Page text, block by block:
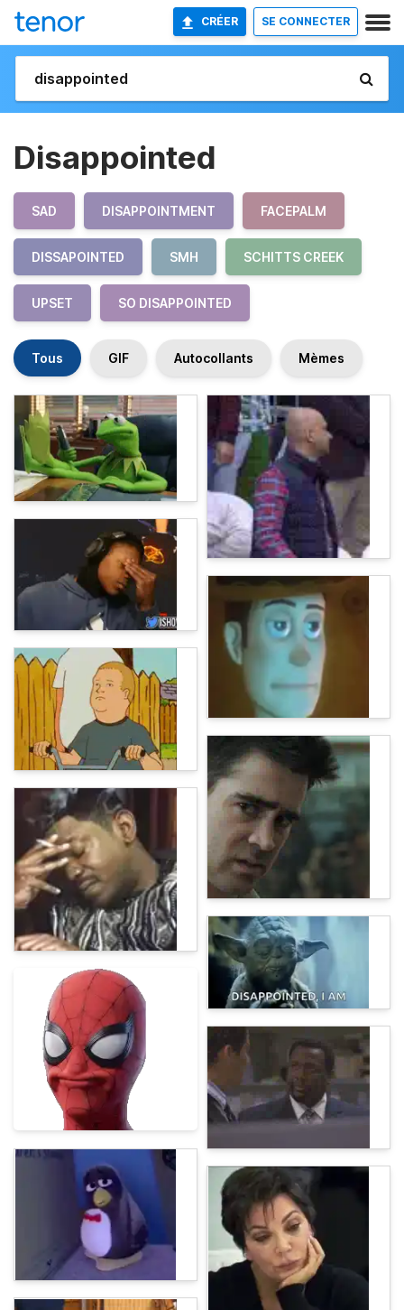
CRÉER SE CONNECTER
Disappointed
SAD DISAPPOINTMENT FACEPALM
DISSAPOINTED SMH SCHITTS CREEK
UPSET SO DISAPPOINTED
Tous GIF Autocollants Mèmes